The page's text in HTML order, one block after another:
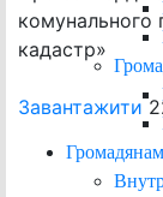
Громадянам
комунального
кадастр»
Завантажити